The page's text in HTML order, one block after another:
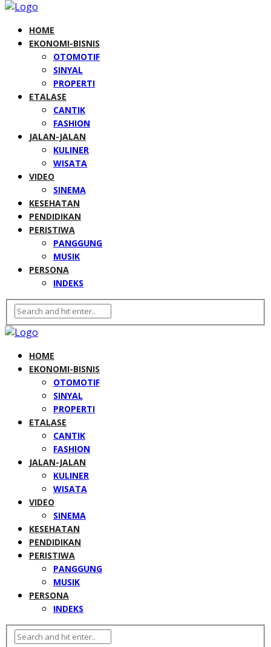
HOME
EKONOMI-BISNIS
OTOMOTIF
SINYAL
PROPERTI
ETALASE
CANTIK
FASHION
JALAN-JALAN
KULINER
WISATA
VIDEO
SINEMA
KESEHATAN
PENDIDIKAN
PERISTIWA
PANGGUNG
MUSIK
PERSONA
INDEKS
HOME
EKONOMI-BISNIS
OTOMOTIF
SINYAL
PROPERTI
ETALASE
CANTIK
FASHION
JALAN-JALAN
KULINER
WISATA
VIDEO
SINEMA
KESEHATAN
PENDIDIKAN
PERISTIWA
PANGGUNG
MUSIK
PERSONA
INDEKS